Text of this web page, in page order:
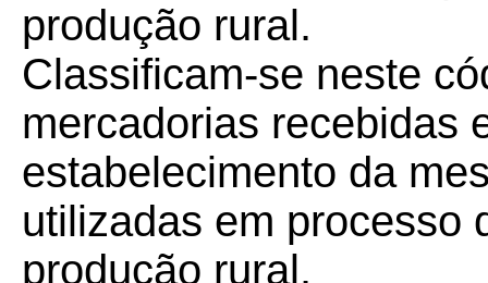
produção rural.
Classificam-se neste
mercadorias recebidas
estabelecimento da
utilizadas em processo
produção rural.